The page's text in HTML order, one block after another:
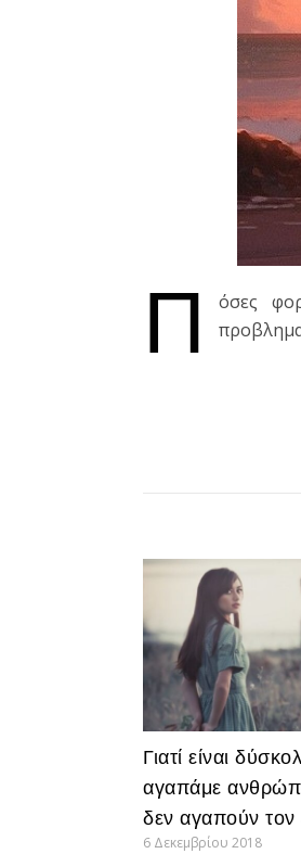
Π
όσες
Γιατί είναι
αγαπάμε
δεν αγαπούν τον
6 Δεκεμβρίου 2018